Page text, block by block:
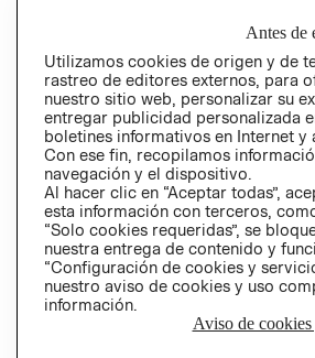
Antes de
Utilizamos cookies de origen y de
rastreo de editores externos, para
nuestro sitio web, personalizar su
entregar publicidad personalizada
boletines informativos en Internet
Con ese fin, recopilamos
navegación y el dispositivo.
Al hacer clic en “Aceptar todas”,
esta información con terceros,
“Solo cookies requeridas”, se
nuestra entrega de contenido y
“Configuración de cookies y
nuestro aviso de cookies y uso
información.
Aviso de